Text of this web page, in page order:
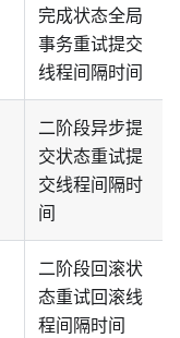
完成状态全局
事务重试提交
线程间隔时间
二阶段异步提
交状态重试提
交线程间隔时
间
二阶段回滚状
态重试回滚线
程间隔时间